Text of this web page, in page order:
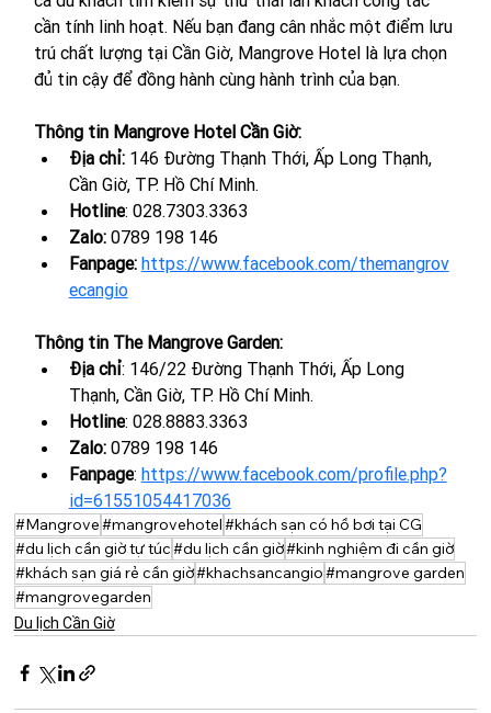
cần tính linh hoạt. Nếu bạn đang cân nhắc một điểm lưu
trú chất lượng tại Cần Giờ, Mangrove Hotel là lựa chọn
đủ tin cậy để đồng hành cùng hành trình của bạn.
Thông tin Mangrove Hotel Cần Giờ:
Địa chỉ: 146 Đường Thạnh Thới, Ấp Long Thạnh,
Cần Giờ, TP. Hồ Chí Minh.
Hotline: 028.7303.3363
Zalo: 0789 198 146
Fanpage: https://www.facebook.com/themangrov
ecangio
Thông tin The Mangrove Garden:
Địa chỉ: 146/22 Đường Thạnh Thới, Ấp Long
Thạnh, Cần Giờ, TP. Hồ Chí Minh.
Hotline: 028.8883.3363
Zalo: 0789 198 146
Fanpage: https://www.facebook.com/profile.php?
id=61551054417036
#Mangrove#mangrovehotel#khách sạn có hồ bơi tại CG
#du lịch cần giờ tự túc#du lịch cần giờ#kinh nghiệm đi cần giờ
#khách sạn giá rẻ cần giờ#khachsancangio#mangrove garden
#mangrovegarden
Du lịch Cần Giờ